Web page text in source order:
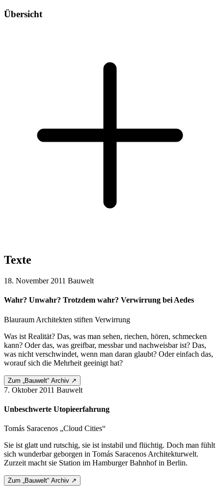
Übersicht
Texte
18. November 2011 Bauwelt
Wahr? Unwahr? Trotzdem wahr? Verwirrung bei Aedes
Blauraum Architekten stiften Verwirrung
Was ist Realität? Das, was man sehen, riechen, hören, schmecken
kann? Oder das, was greifbar, messbar und nachweisbar ist? Das,
was nicht verschwindet, wenn man daran glaubt? Oder einfach das,
worauf sich die Mehrheit geeinigt hat?
Zum „Bauwelt“ Archiv ↗
7. Oktober 2011 Bauwelt
Unbeschwerte Utopieerfahrung
Tomás Saracenos „Cloud Cities“
Sie ist glatt und rutschig, sie ist instabil und flüchtig. Doch man fühlt
sich wunderbar geborgen in Tomás Saracenos Architekturwelt.
Zurzeit macht sie Station im Hamburger Bahnhof in Berlin.
Zum „Bauwelt“ Archiv ↗